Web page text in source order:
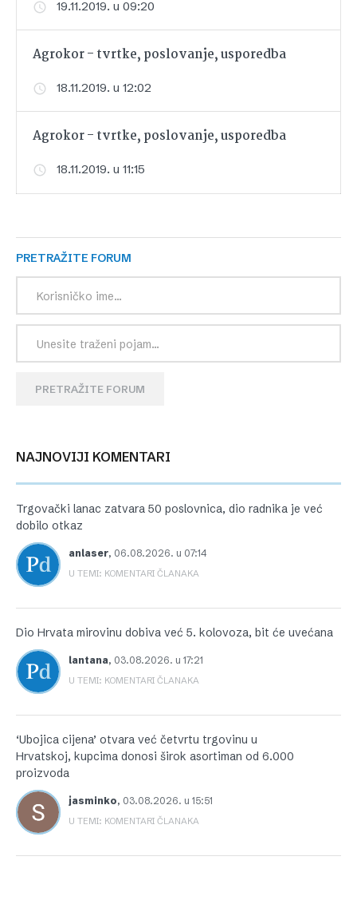
19.11.2019. u 09:20
Agrokor - tvrtke, poslovanje, usporedba
18.11.2019. u 12:02
Agrokor - tvrtke, poslovanje, usporedba
18.11.2019. u 11:15
PRETRAŽITE FORUM
PRETRAŽITE FORUM
NAJNOVIJI KOMENTARI
Trgovački lanac zatvara 50 poslovnica, dio radnika je već
dobilo otkaz
anlaser, 06.08.2026. u 07:14
U TEMI: KOMENTARI ČLANAKA
Dio Hrvata mirovinu dobiva već 5. kolovoza, bit će uvećana
lantana, 03.08.2026. u 17:21
U TEMI: KOMENTARI ČLANAKA
‘Ubojica cijena’ otvara već četvrtu trgovinu u
Hrvatskoj, kupcima donosi širok asortiman od 6.000
proizvoda
jasminko, 03.08.2026. u 15:51
U TEMI: KOMENTARI ČLANAKA